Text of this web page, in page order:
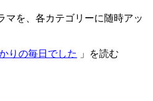
マを、各カテゴリーに随時アッ
りの毎日でした 」を読む